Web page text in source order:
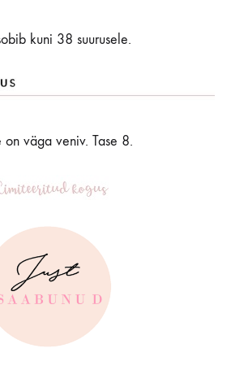
kuni 38 suurusele.
on väga veniv. Tase 8.